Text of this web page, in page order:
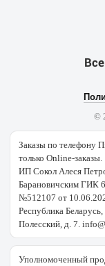
©
Заказы по телефону
только Online-заказы.
ИП Сокол Алеся
Барановичским ГИК
№512107 от
Республика
Полесский, д. 7.
Уполномоченный